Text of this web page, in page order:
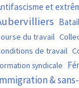
et
du travail
de travail
syndicale
&